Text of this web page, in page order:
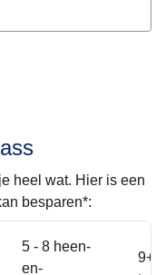
heel wat. Hier is een
besparen*:
5 - 8 heen-
en-
9+